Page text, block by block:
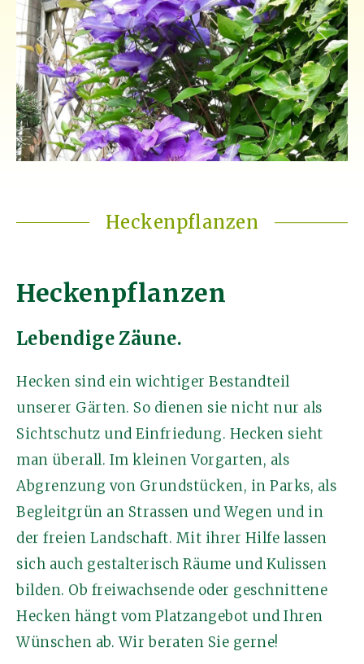
Heckenpflanzen
Heckenpflanzen
Lebendige Zäune.
Hecken sind ein wichtiger Bestandteil
unserer Gärten. So dienen sie nicht nur als
Sichtschutz und Einfriedung. Hecken sieht
man überall. Im kleinen Vorgarten, als
Abgrenzung von Grundstücken, in Parks, als
Begleitgrün an Strassen und Wegen und in
der freien Landschaft. Mit ihrer Hilfe lassen
sich auch gestalterisch Räume und Kulissen
bilden. Ob freiwachsende oder geschnittene
Hecken hängt vom Platzangebot und Ihren
Wünschen ab. Wir beraten Sie gerne!